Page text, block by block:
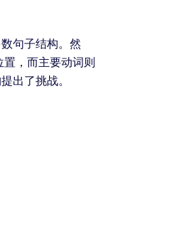
句子结构。然
，而主要动词则
出了挑战。